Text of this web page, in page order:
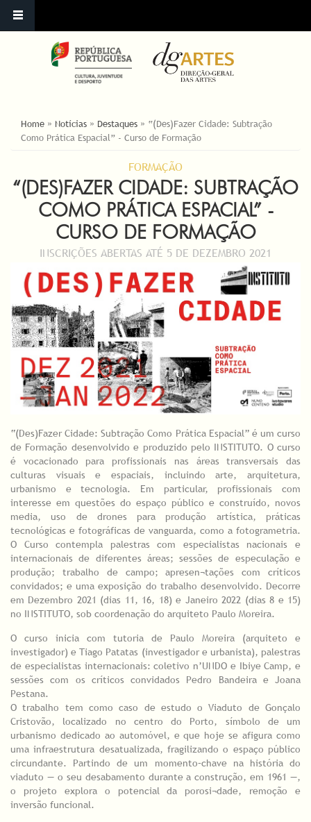
YOU ARE HERE
Home » Notícias » Destaques » “(Des)Fazer Cidade: Subtração
Como Prática Espacial” - Curso de Formação
FORMAÇÃO
“(DES)FAZER CIDADE: SUBTRAÇÃO
COMO PRÁTICA ESPACIAL” -
CURSO DE FORMAÇÃO
INSCRIÇÕES ABERTAS ATÉ 5 DE DEZEMBRO 2021
“(Des)Fazer Cidade: Subtração Como Prática Espacial” é um curso
de Formação desenvolvido e produzido pelo INSTITUTO. O curso
é vocacionado para profissionais nas áreas transversais das
culturas visuais e espaciais, incluindo arte, arquitetura,
urbanismo e tecnologia. Em particular, profissionais com
interesse em questões do espaço público e construído, novos
media, uso de drones para produção artística, práticas
tecnológicas e fotográficas de vanguarda, como a fotogrametria.
O Curso contempla palestras com especialistas nacionais e
internacionais de diferentes áreas; sessões de especulação e
produção; trabalho de campo; apresen¬tações com críticos
convidados; e uma exposição do trabalho desenvolvido. Decorre
em Dezembro 2021 (dias 11, 16, 18) e Janeiro 2022 (dias 8 e 15)
no INSTITUTO, sob coordenação do arquiteto Paulo Moreira.
O curso inicia com tutoria de Paulo Moreira (arquiteto e
investigador) e Tiago Patatas (investigador e urbanista), palestras
de especialistas internacionais: coletivo n’UNDO e Ibiye Camp, e
sessões com os críticos convidados Pedro Bandeira e Joana
Pestana.
O trabalho tem como caso de estudo o Viaduto de Gonçalo
Cristovão, localizado no centro do Porto, símbolo de um
urbanismo dedicado ao automóvel, e que hoje se afigura como
uma infraestrutura desatualizada, fragilizando o espaço público
circundante. Partindo de um momento–chave na história do
viaduto — o seu desabamento durante a construção, em 1961 —,
o projeto explora o potencial da porosi¬dade, remoção e
inversão funcional.